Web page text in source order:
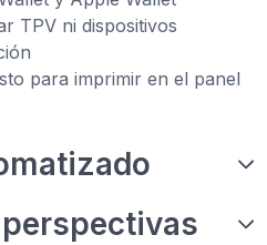
TPV ni dispositivos
para imprimir en el panel